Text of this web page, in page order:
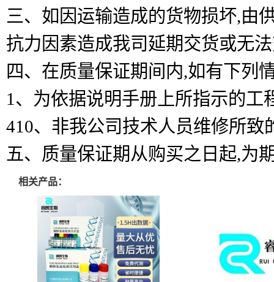
三、如因运输造成的货物损坏,由
抗力因素造成我司延期交货或无
四、在质量保证期间内,如有下列
1、为依据说明手册上所指示的工
410、非我公司技术人员维修所致
五、质量保证期从购买之日起,为
相关产品：